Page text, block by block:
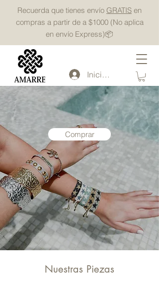
Recuerda que tienes envío GRATIS en
compras a partir de a $1000 (No aplica
en envío Express)📦
Iniciar sesión
Comprar
Nuestras Piezas